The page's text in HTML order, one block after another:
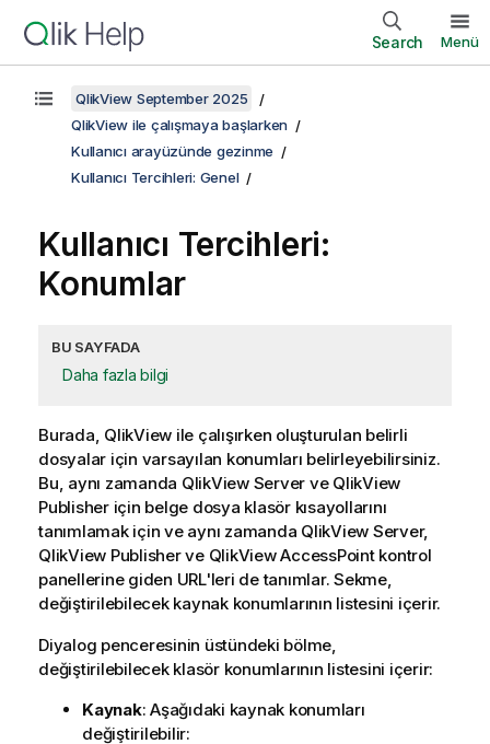
Search Menü
QlikView September 2025
QlikView ile çalışmaya başlarken
Kullanıcı arayüzünde gezinme
Kullanıcı Tercihleri: Genel
Kullanıcı Tercihleri:
Konumlar
BU SAYFADA
Daha fazla bilgi
Burada, QlikView ile çalışırken oluşturulan belirli
dosyalar için varsayılan konumları belirleyebilirsiniz.
Bu, aynı zamanda QlikView Server ve QlikView
Publisher için belge dosya klasör kısayollarını
tanımlamak için ve aynı zamanda QlikView Server,
QlikView Publisher ve QlikView AccessPoint kontrol
panellerine giden URL'leri de tanımlar. Sekme,
değiştirilebilecek kaynak konumlarının listesini içerir.
Diyalog penceresinin üstündeki bölme,
değiştirilebilecek klasör konumlarının listesini içerir:
Kaynak: Aşağıdaki kaynak konumları
değiştirilebilir: